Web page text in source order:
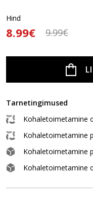
Hind
8.99€ 9.99€
Tarnetingimused
Kohaletoimetamine
Kohaletoimetamine
Kohaletoimetamine
Kohaletoimetamine